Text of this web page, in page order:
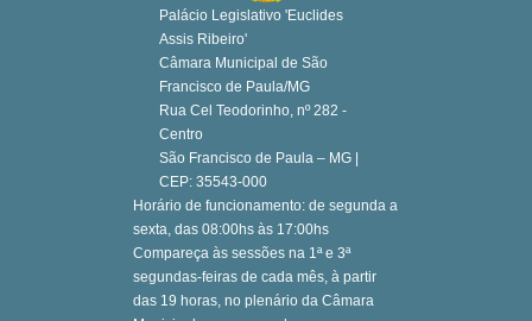
Palácio Legislativo 'Euclides
Assis Ribeiro'
Câmara Municipal de São
Francisco de Paula/MG
Rua Cel Teodorinho, nº 282 -
Centro
São Francisco de Paula – MG |
CEP: 35543-000
Horário de funcionamento: de segunda a
sexta, das 08:00hs às 17:00hs
Compareça às sessões na 1ª e 3ª
segundas-feiras de cada mês, à partir
das 19 horas, no plenário da Câmara